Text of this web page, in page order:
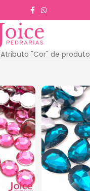
Atributo "Cor" de produto